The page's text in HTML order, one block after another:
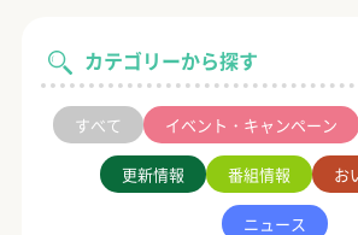
カテゴリーから探す
すべて イベント・キャンペーン
更新情報 番組情報 お
ニュース